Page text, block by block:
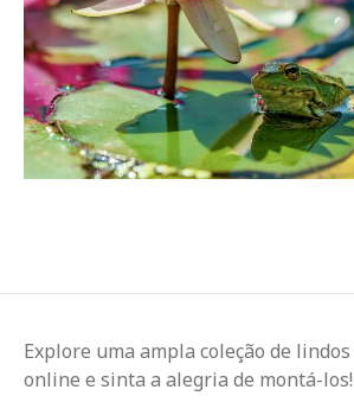
Explore uma ampla coleção de
online e sinta a alegria de montá-los!